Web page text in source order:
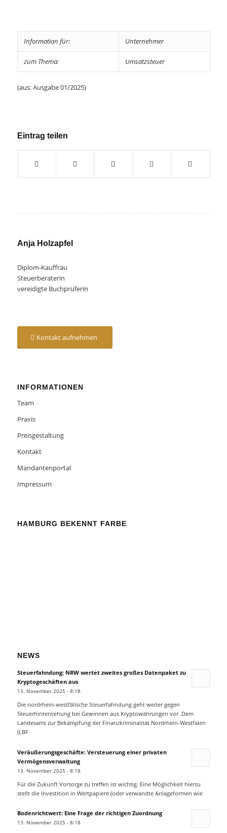
Information für: Unternehmer
zum Thema: Umsatzsteuer
(aus: Ausgabe 01/2025)
Eintrag teilen
Anja Holzapfel
Diplom-Kauffrau
Steuerberaterin
vereidigte Buchprüferin
Kontakt aufnehmen
INFORMATIONEN
Team
Praxis
Preisgestaltung
Kontakt
Mandantenportal
Impressum
HAMBURG BEKENNT FARBE
NEWS
Steuerfahndung: NRW wertet zweites großes Datenpaket zu
Kryptogeschäften aus
13. November 2025 - 8:18
Die nordrhein-westfälische Steuerfahndung geht weiter gegen
Steuerhinterziehung bei Gewinnen aus Kryptowährungen vor. Dem
Landesamt zur Bekämpfung der Finanzkriminalität Nordrhein-Westfalen
(LBF
Veräußerungsgeschäfte: Versteuerung einer privaten
Vermögensverwaltung
13. November 2025 - 8:18
Für die Zukunft Vorsorge zu treffen ist wichtig. Eine Möglichkeit hierzu
stellt die Investition in Wertpapiere (oder verwandte Anlageformen wie
Bodenrichtwert: Eine Frage der richtigen Zuordnung
13. November 2025 - 8:18